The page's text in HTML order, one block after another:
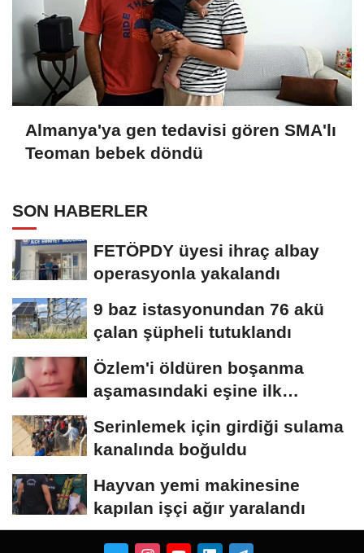
Almanya'ya gen tedavisi gören SMA'lı
Teoman bebek döndü
SON HABERLER
FETÖPDY üyesi ihraç albay
operasyonla yakalandı
9 baz istasyonundan 76 akü
çalan şüpheli tutuklandı
Özlem'i öldüren boşanma
aşamasındaki eşine ilk
Serinlemek için girdiği sulama
kanalında boğuldu
Hayvan yemi makinesine
kapılan işçi ağır yaralandı